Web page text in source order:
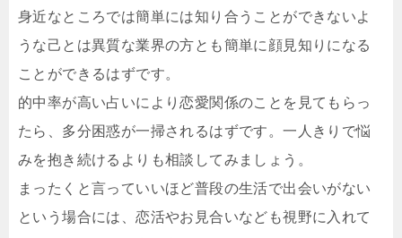
身近なところでは簡単には知り合うことができないよ
うな己とは異質な業界の方とも簡単に顔見知りになる
ことができるはずです。
的中率が高い占いにより恋愛関係のことを見てもらっ
たら、多分困惑が一掃されるはずです。一人きりで悩
みを抱き続けるよりも相談してみましょう。
まったくと言っていいほど普段の生活で出会いがない
という場合には、恋活やお見合いなども視野に入れて